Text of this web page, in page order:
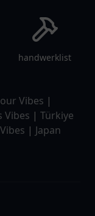
handwerklist
Vibes |
Vibes | Türkiye
| Japan